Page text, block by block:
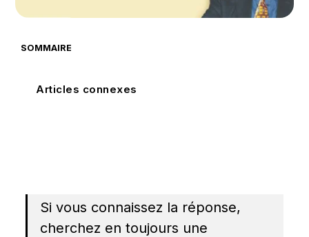
SOMMAIRE
Articles connexes
Si vous connaissez la réponse,
cherchez en toujours une